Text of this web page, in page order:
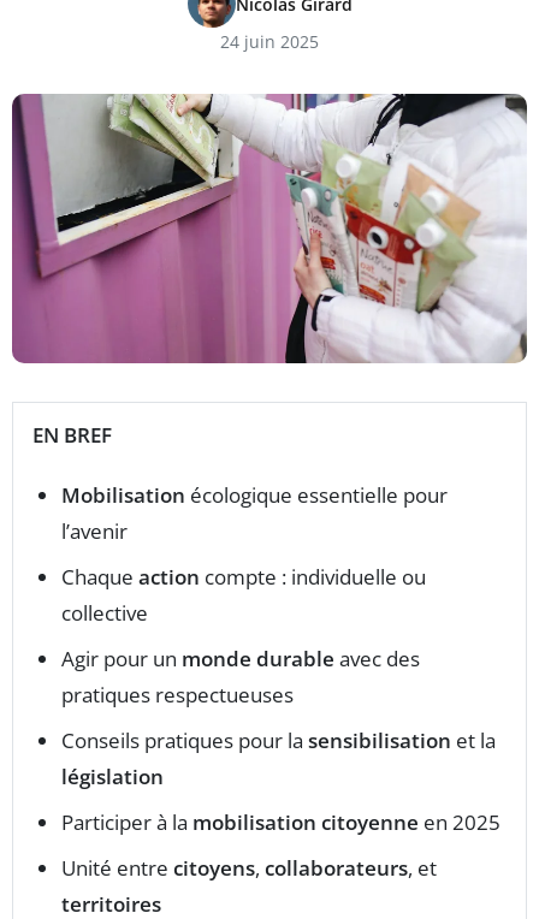
24 juin 2025
EN BREF
Mobilisation écologique essentielle pour
l’avenir
Chaque action compte : individuelle ou
collective
Agir pour un monde durable avec des
pratiques respectueuses
Conseils pratiques pour la sensibilisation et la
législation
Participer à la mobilisation citoyenne en 2025
Unité entre citoyens, collaborateurs, et
territoires